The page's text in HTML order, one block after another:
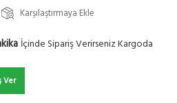
Karşılaştırmaya Ekle
İçinde Sipariş Verirseniz Kargoda
Ver